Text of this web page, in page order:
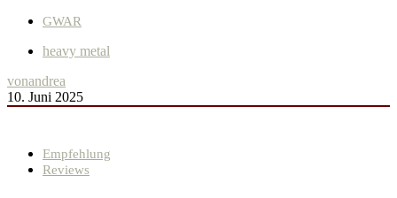
GWAR
heavy metal
vonandrea
10. Juni 2025
Empfehlung
Reviews